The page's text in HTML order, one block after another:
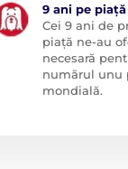
9 ani pe piață
Cei 9 ani de
piață ne-au
necesară
numărul unu
mondială.